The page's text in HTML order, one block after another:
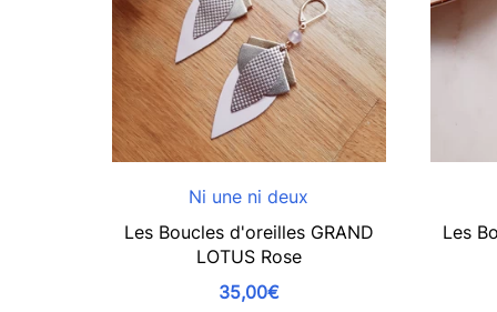
Ni une ni deux
Les Boucles d'oreilles GRAND
LOTUS Rose
35,00€
Les